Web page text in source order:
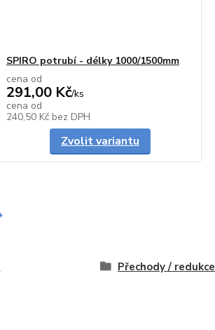
SPIRO potrubí - délky 1000/1500mm
cena od
291,00 Kč/ks
cena od
240,50 Kč bez DPH
Zvolit variantu
Přechody / redukce